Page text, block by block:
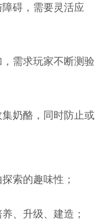
碍，需要灵活应
需求玩家不断测验
奶酪，同时防止或
索的趣味性；
、升级、建造；